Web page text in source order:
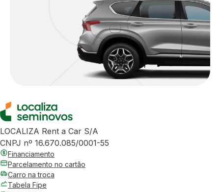
LOCALIZA Rent a Car S/A
CNPJ nº 16.670.085/0001-55
Financiamento
Parcelamento no cartão
Carro na troca
Tabela Fipe